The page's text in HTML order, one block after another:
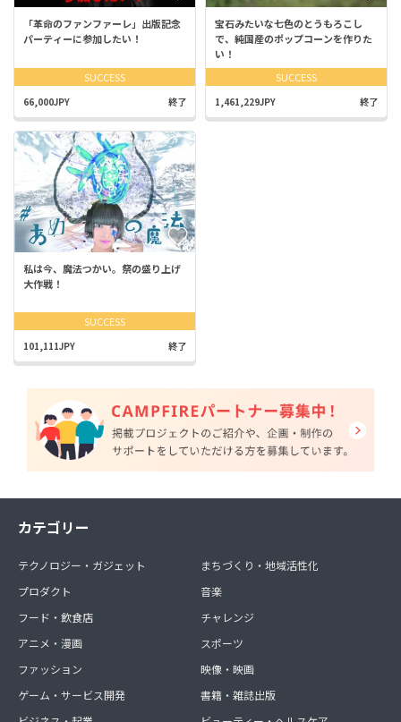
「革命のファンファーレ」出版記念
パーティーに参加したい！
SUCCESS
66,000JPY 終了
宝石みたいな七色のとうもろこし
で、純国産のポップコーンを作りた
い！
SUCCESS
1,461,229JPY 終了
私は今、魔法つかい。祭の盛り上げ
大作戦！
SUCCESS
101,111JPY 終了
カテゴリー
テクノロジー・ガジェット
プロダクト
フード・飲食店
アニメ・漫画
ファッション
ゲーム・サービス開発
まちづくり・地域活性化
音楽
チャレンジ
スポーツ
映像・映画
書籍・雑誌出版